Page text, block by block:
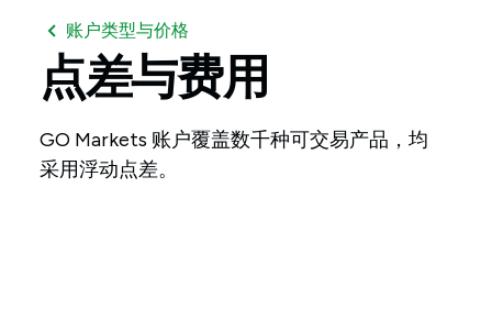
账户类型与价格
点差与费用
GO Markets 账户覆盖数千种可交易产品，均
采用浮动点差。